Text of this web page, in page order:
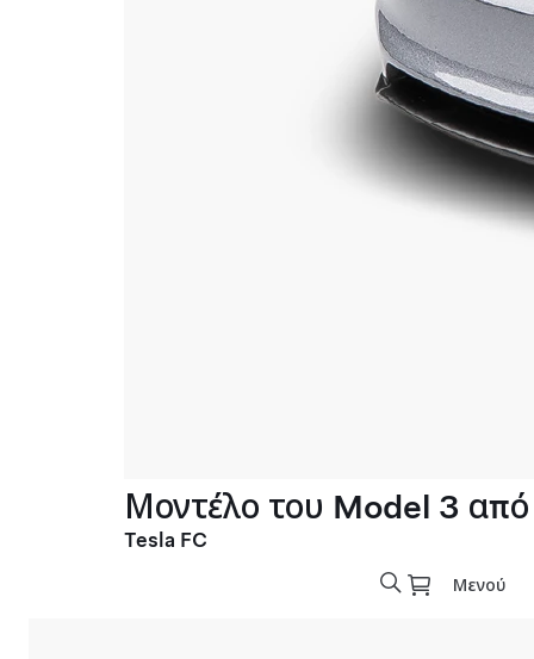
Μοντέλο του Model 3 από
Tesla FC
Μενού